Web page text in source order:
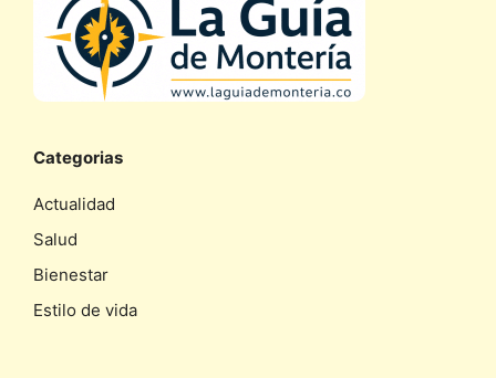
Categorias
Actualidad
Salud
Bienestar
Estilo de vida